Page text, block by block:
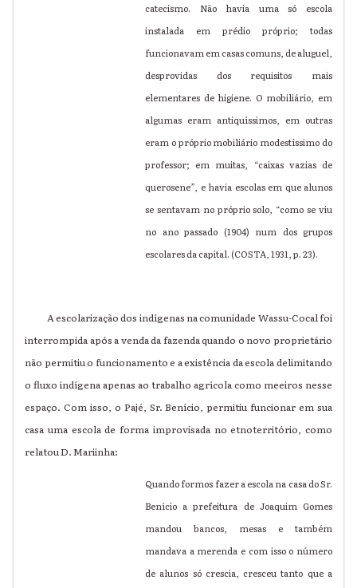
catecismo. Não havia uma só escola
instalada em prédio próprio; todas
funcionavam em casas comuns, de aluguel,
desprovidas dos requisitos mais
elementares de higiene. O mobiliário, em
algumas eram antiquíssimos, em outras
eram o próprio mobiliário modestíssimo do
professor; em muitas, “caixas vazias de
querosene”, e havia escolas em que alunos
se sentavam no próprio solo, “como se viu
no ano passado (1904) num dos grupos
escolares da capital. (COSTA, 1931, p. 23).
A escolarização dos indígenas na comunidade Wassu-Cocal foi
interrompida após a venda da fazenda quando o novo proprietário
não permitiu o funcionamento e a existência da escola delimitando
o fluxo indígena apenas ao trabalho agrícola como meeiros nesse
espaço. Com isso, o Pajé, Sr. Benício, permitiu funcionar em sua
casa uma escola de forma improvisada no etnoterritório, como
relatou D. Mariinha:
Quando formos fazer a escola na casa do Sr.
Benício a prefeitura de Joaquim Gomes
mandou bancos, mesas e também
mandava a merenda e com isso o número
de alunos só crescia, cresceu tanto que a